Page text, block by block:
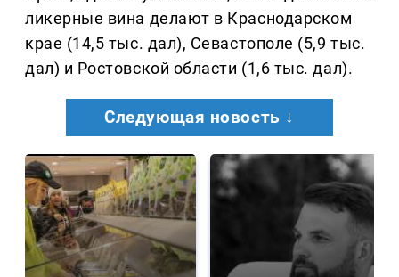
ликерные вина делают в Краснодарском
крае (14,5 тыс. дал), Севастополе (5,9 тыс.
дал) и Ростовской области (1,6 тыс. дал).
Следующая новость ↓